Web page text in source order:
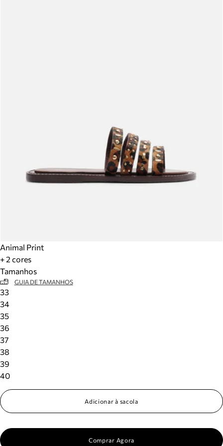
Animal Print
+ 2 cores
Tamanhos
GUIA DE TAMANHOS
33
34
35
36
37
38
39
40
Adicionar à sacola
Comprar Agora